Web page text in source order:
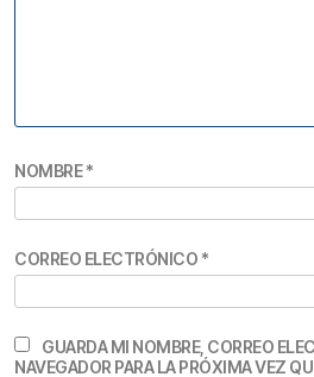
NOMBRE*
CORREO ELECTRÓNICO *
GUARDA MI NOMBRE, CORREO
NAVEGADOR PARA LA PRÓXIMA VEZ